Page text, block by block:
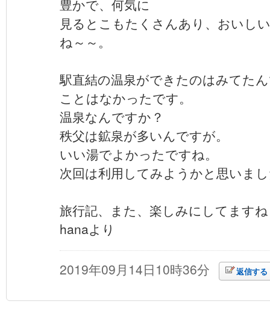
豊かで、何気に
見るとこもたくさんあり、おいし
ね～～。
駅直結の温泉ができたのはみてた
ことはなかったです。
温泉なんですか？
秩父は鉱泉が多いんですが。
いい湯でよかったですね。
次回は利用してみようかと思いま
旅行記、また、楽しみにしてます
hanaより
2019年09月14日10時36分 返信する